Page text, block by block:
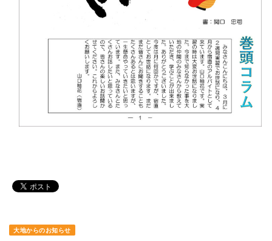
大地からのお知らせ